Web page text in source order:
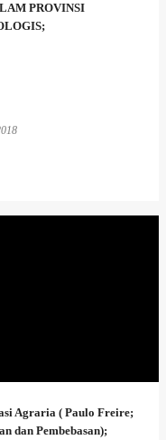
PROVINSI
Agraria ( Paulo Freire;
dan Pembebasan);